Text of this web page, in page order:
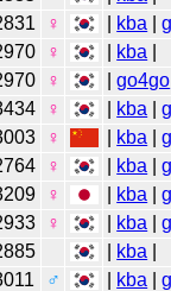
♀ kba |
♀ kba
♀ |go4go
♀ kba |
♀ kba |
♀ kba |
♀ kba |
♀ kba |
kba
♂ kba |